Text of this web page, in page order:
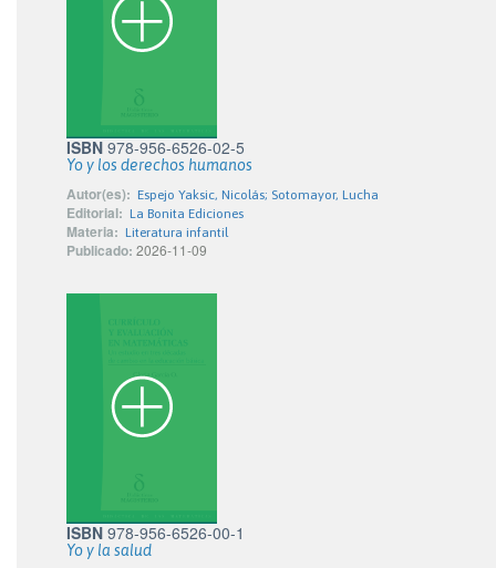
ISBN 978-956-6526-02-5
Yo y los derechos humanos
Autor(es): Espejo Yaksic, Nicolás; Sotomayor, Lucha
Editorial: La Bonita Ediciones
Materia: Literatura infantil
Publicado: 2026-11-09
ISBN 978-956-6526-00-1
Yo y la salud